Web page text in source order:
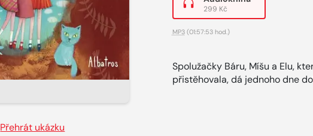
Přehrát ukázku
299 Kč
MP3(01:57:53 hod.)
Spolužačky Báru, Míšu a Elu,
přistěhovala, dá jednoho dne